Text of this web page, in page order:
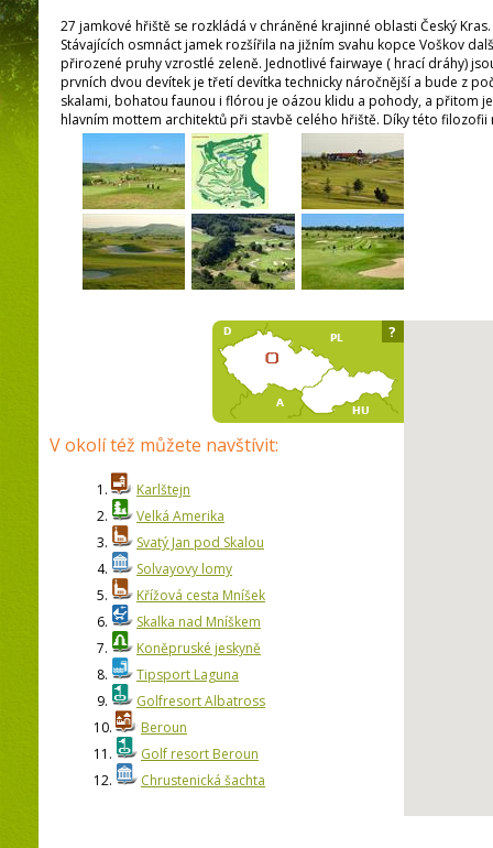
27 jamkové hřiště se rozkládá v chráněné krajinné oblasti Český
Stávajících osmnáct jamek rozšířila na jižním svahu kopce Voškov
přirozené pruhy vzrostlé zeleně. Jednotlivé fairwaye ( hrací dráhy)
prvních dvou devítek je třetí devítka technicky náročnější a bude z
skalami, bohatou faunou i flórou je oázou klidu a pohody, a přitom
hlavním mottem architektů při stavbě celého hřiště. Díky této
V okolí též můžete navštívit:
1.
Karlštejn
2.
Velká Amerika
3.
Svatý Jan pod Skalou
4.
Solvayovy lomy
5.
Křížová cesta Mníšek
6.
Skalka nad Mníškem
7.
Koněpruské jeskyně
8.
Tipsport Laguna
9.
Golfresort Albatross
10.
Beroun
11.
Golf resort Beroun
12.
Chrustenická šachta
?